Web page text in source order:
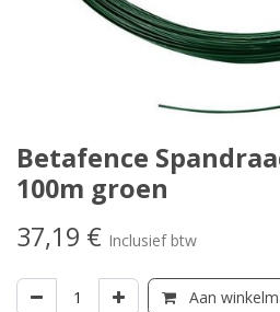
Betafence
100m groen
37,19 € Inclusief btw
Aan